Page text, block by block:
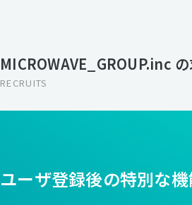
MICROWAVE_GROUP.inc
RECRUITS
ユーザ登録後の特別な